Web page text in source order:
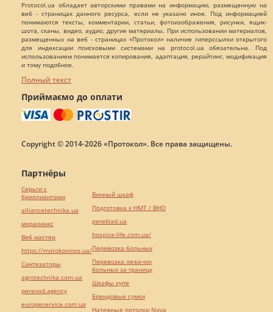
Protocol.ua обладает авторскими правами на информацию, размещенную на
веб - страницах данного ресурса, если не указано иное. Под информацией
понимаются тексты, комментарии, статьи, фотоизображения, рисунки, ящик-
шота, сканы, видео, аудио, другие материалы. При использовании материалов,
размещенных на веб - страницах «Протокол» наличие гиперссылки открытого
для индексации поисковыми системами на protocol.ua обязательна. Под
использованием понимается копирования, адаптация, рерайтинг, модификация
и тому подобное.
Полный текст
Приймаємо до оплати
Copyright © 2014-2026 «Протокол». Все права защищены.
Партнёры
Серьги с
бриллиантами
alliancetechnika.ua
миралинкс
Веб мастер
https://motokosmos.ua/
Синтезаторы
agrotechnika.com.ua
perevod.agency
europeservice.com.ua
Винный шкаф
Подготовка к НМТ / ВНО
pereklad.ua
hospice-life.com.ua/
Перевозка больных
Перевозка лежачих
больных за границу
Шкафы купе
Брендовые сумки
Натяжные потолки Nova